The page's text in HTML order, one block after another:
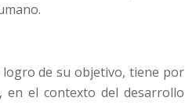
logro de su objetivo, tiene por
en el contexto del desarrollo